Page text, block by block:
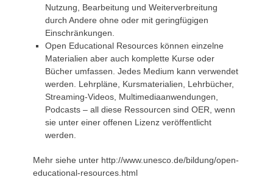
Nutzung, Bearbeitung und Weiterverbreitung
durch Andere ohne oder mit geringfügigen
Einschränkungen.
Open Educational Resources können einzelne
Materialien aber auch komplette Kurse oder
Bücher umfassen. Jedes Medium kann verwendet
werden. Lehrpläne, Kursmaterialien, Lehrbücher,
Streaming-Videos, Multimediaanwendungen,
Podcasts – all diese Ressourcen sind OER, wenn
sie unter einer offenen Lizenz veröffentlicht
werden.
Mehr siehe unter http://www.unesco.de/bildung/open-
educational-resources.html